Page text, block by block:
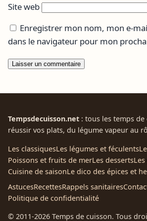
Site web
Enregistrer mon nom, mon e-
dans le navigateur pour mon
Tempsdecuisson.net : tous les temps
réussir vos plats, du légume vapeur au
Les classiquesLes légumes et féculents
Poissons et fruits de merLes desserts
Cuisine de saisonLe dico des épices et
AstucesRecettesRappels sanitaires
Politique de confidentialité
© 2011-2026 Temps de cuisson. Tous